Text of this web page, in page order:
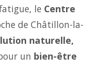
le Centre
de Châtillon-la-
naturelle,
un bien-être